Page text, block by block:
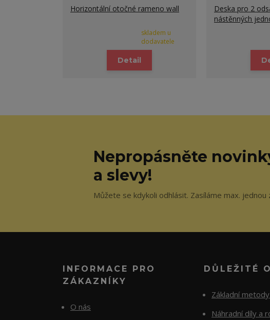
Horizontální otočné rameno wall
skladem u
dodavatele
Detail
Deska pro 2
nástěnných
Nepropásněte
a slevy!
Můžete se kdykoli odhlásit. Zasíláme max. jednou
INFORMACE PRO
ZÁKAZNÍKY
O nás
DŮLEŽITÉ
Základní
Náhradní díly a